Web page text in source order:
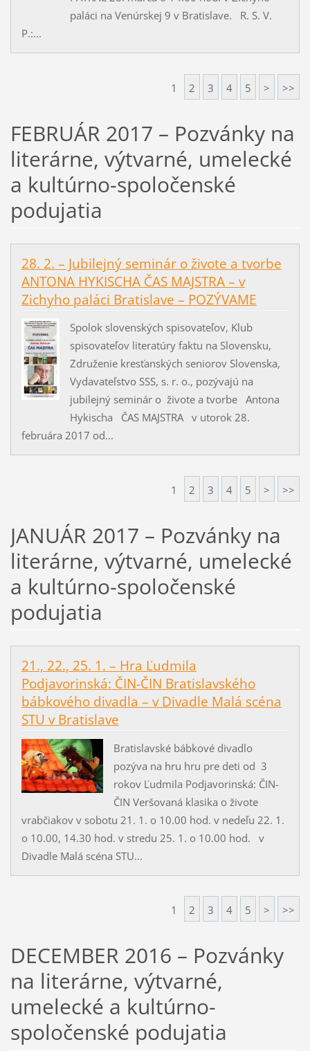
paláci na Venúrskej 9 v Bratislave. R. S. V.
P.:...
1 2 3 4 5 > >>
FEBRUÁR 2017 – Pozvánky na
literárne, výtvarné, umelecké
a kultúrno-spoločenské
podujatia
28. 2. – Jubilejný seminár o živote a tvorbe
ANTONA HYKISCHA ČAS MAJSTRA – v
Zichyho paláci Bratislave – POZÝVAME
Spolok slovenských spisovateľov, Klub
spisovateľov literatúry faktu na Slovensku,
Združenie kresťanských seniorov Slovenska,
Vydavateľstvo SSS, s. r. o., pozývajú na
jubilejný seminár o živote a tvorbe Antona
Hykischa ČAS MAJSTRA v utorok 28.
februára 2017 od...
1 2 3 4 5 > >>
JANUÁR 2017 – Pozvánky na
literárne, výtvarné, umelecké
a kultúrno-spoločenské
podujatia
21., 22., 25. 1. – Hra Ľudmila
Podjavorinská: ČIN-ČIN Bratislavského
bábkového divadla – v Divadle Malá scéna
STU v Bratislave
Bratislavské bábkové divadlo
pozýva na hru hru pre deti od 3
rokov Ľudmila Podjavorinská: ČIN-
ČIN Veršovaná klasika o živote
vrabčiakov v sobotu 21. 1. o 10.00 hod. v nedeľu 22. 1.
o 10.00, 14.30 hod. v stredu 25. 1. o 10.00 hod. v
Divadle Malá scéna STU...
1 2 3 4 5 > >>
DECEMBER 2016 – Pozvánky
na literárne, výtvarné,
umelecké a kultúrno-
spoločenské podujatia